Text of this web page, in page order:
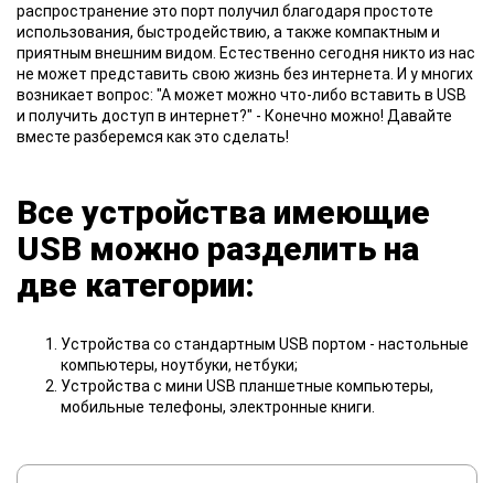
распространение это порт получил благодаря простоте
использования, быстродействию, а также компактным и
приятным внешним видом. Естественно сегодня никто из нас
не может представить свою жизнь без интернета. И у многих
возникает вопрос: "А может можно что-либо вставить в USB
и получить доступ в интернет?" - Конечно можно! Давайте
вместе разберемся как это сделать!
Все устройства имеющие
USB можно разделить на
две категории:
Устройства со стандартным USB портом - настольные
компьютеры, ноутбуки, нетбуки;
Устройства с мини USB планшетные компьютеры,
мобильные телефоны, электронные книги.